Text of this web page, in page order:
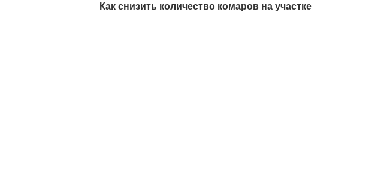
Как снизить количество комаров на участке